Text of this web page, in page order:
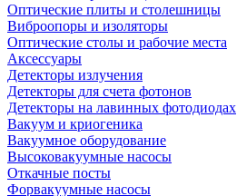
Оптические плиты и столешницы
Виброопоры и изоляторы
Оптические столы и рабочие места
Аксессуары
Детекторы излучения
Детекторы для счета фотонов
Детекторы на лавинных фотодиодах
Вакуум и криогеника
Вакуумное оборудование
Высоковакуумные насосы
Откачные посты
Форвакуумные насосы